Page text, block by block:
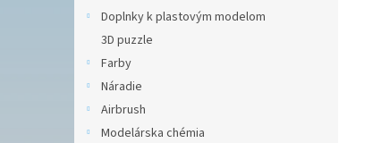
Doplnky k plastovým modelom
3D puzzle
Farby
Náradie
Airbrush
Modelárska chémia